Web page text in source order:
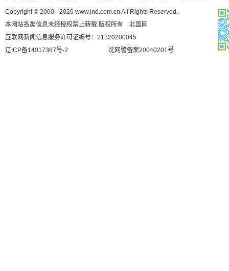
Copyright © 2000 - 2026 www.lnd.com.cn All Rights Reserved.
本网站各类信息未经授权禁止转载 版权所有 北国网
互联网新闻信息服务许可证编号：21120200045
辽ICP备14017367号-2
沈网警备案20040201号